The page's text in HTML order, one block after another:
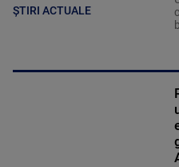
ȘTIRI ACTUALE